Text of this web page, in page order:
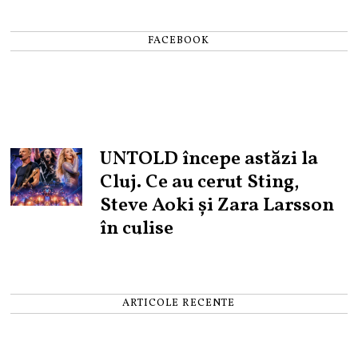
FACEBOOK
UNTOLD începe astăzi la
Cluj. Ce au cerut Sting,
Steve Aoki și Zara Larsson
în culise
ARTICOLE RECENTE